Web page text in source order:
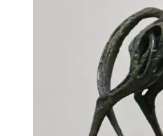
Turistika
Cyklistika
Hrady
Podujatia
Výstava
Galéria
Festival
Folklór
Koncert
Ubytovanie